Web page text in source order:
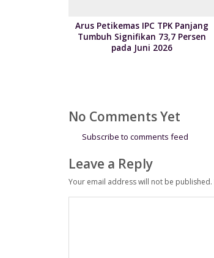
Arus Petikemas IPC TPK Panjang
Tumbuh Signifikan 73,7 Persen
pada Juni 2026
No Comments Yet
Subscribe to comments feed
Leave a Reply
Your email address will not be published.